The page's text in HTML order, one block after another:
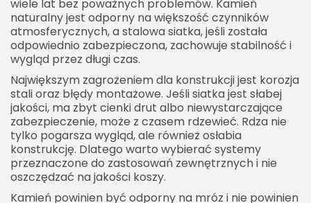
wiele lat bez poważnych problemów. Kamień
naturalny jest odporny na większość czynników
atmosferycznych, a stalowa siatka, jeśli została
odpowiednio zabezpieczona, zachowuje stabilność i
wygląd przez długi czas.
Największym zagrożeniem dla konstrukcji jest korozja
stali oraz błędy montażowe. Jeśli siatka jest słabej
jakości, ma zbyt cienki drut albo niewystarczające
zabezpieczenie, może z czasem rdzewieć. Rdza nie
tylko pogarsza wygląd, ale również osłabia
konstrukcję. Dlatego warto wybierać systemy
przeznaczone do zastosowań zewnętrznych i nie
oszczędzać na jakości koszy.
Kamień powinien być odporny na mróz i nie powinien